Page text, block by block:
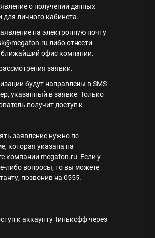
о получении данных
для личного кабинета.
на электронную почту
либо отнести
ближайший офис компании.
заявки.
будут направлены в SMS-
указанный в заявке. Только
получит доступ к
заявление нужно по
которая указана на
компании megafon.ru. Если у
либо вопросы, то вы можете
позвонив на 0555.
к аккаунту Тинькофф через